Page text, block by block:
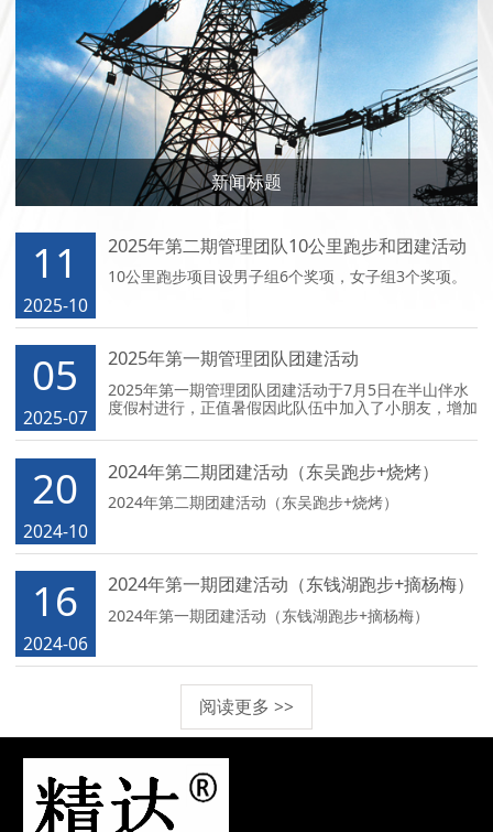
新闻标题
11
2025-10
2025年第二期管理团队10公里跑步和团建活动
10公里跑步项目设男子组6个奖项，女子组3个奖项。
05
2025-07
2025年第一期管理团队团建活动
2025年第一期管理团队团建活动于7月5日在半山伴水
度假村进行，正值暑假因此队伍中加入了小朋友，增加
20
2024-10
2024年第二期团建活动（东吴跑步+烧烤）
2024年第二期团建活动（东吴跑步+烧烤）
16
2024-06
2024年第一期团建活动（东钱湖跑步+摘杨梅）
2024年第一期团建活动（东钱湖跑步+摘杨梅）
阅读更多 >>